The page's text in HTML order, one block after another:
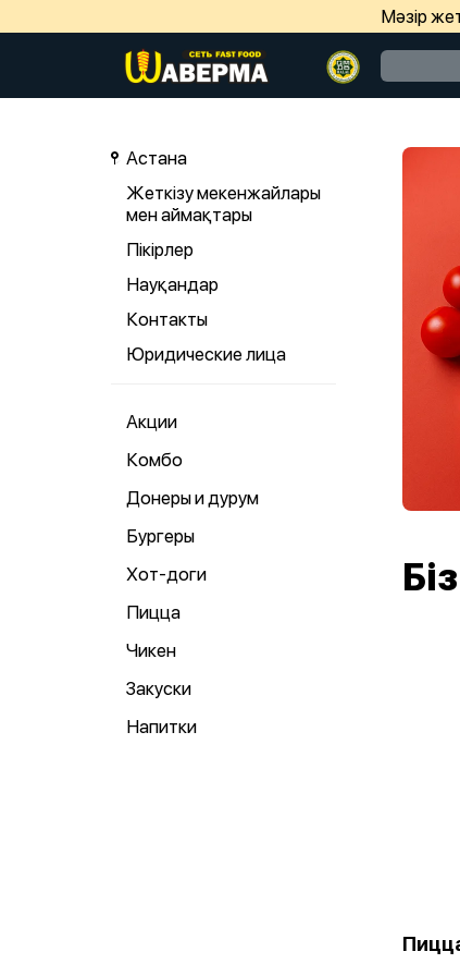
Мәзір
Астана
Жеткізу мекенжайлары
мен аймақтары
Пікірлер
Науқандар
Контакты
Юридические лица
Акции
Комбо
Донеры и дурум
Бургеры
Хот-доги
Пицца
Чикен
Закуски
Напитки